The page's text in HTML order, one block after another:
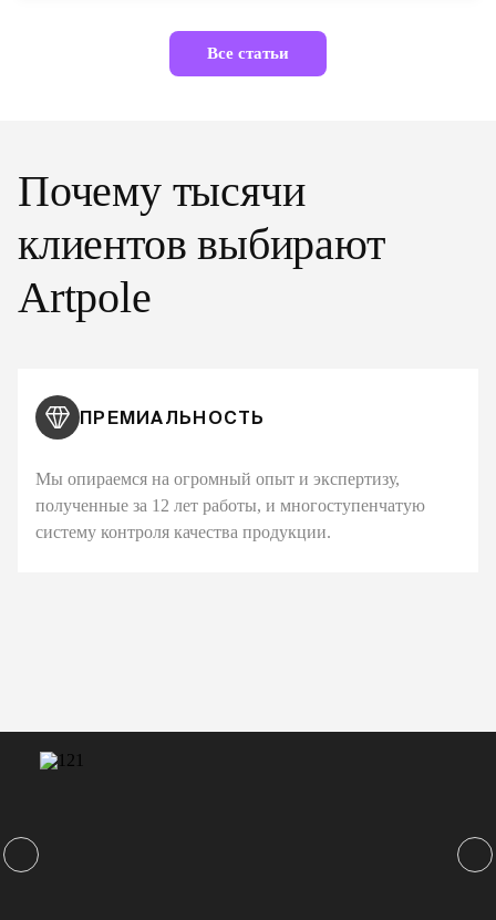
Все статьи
Почему тысячи
клиентов выбирают
Artpole
ПРЕМИАЛЬНОСТЬ
Мы опираемся на огромный опыт и экспертизу,
полученные за 12 лет работы, и многоступенчатую
систему контроля качества продукции.